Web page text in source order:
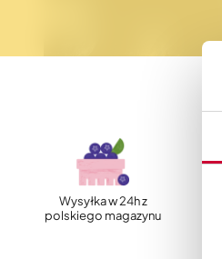
Wysyłka w 24h z
polskiego magazynu